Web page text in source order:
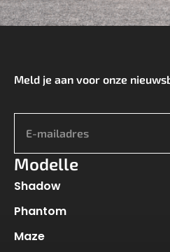
Meld je aan voor onze
Modelle
Shadow
Phantom
Maze